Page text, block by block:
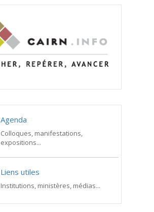
Agenda
Colloques, manifestations,
expositions...
Liens utiles
Institutions, ministères, médias...